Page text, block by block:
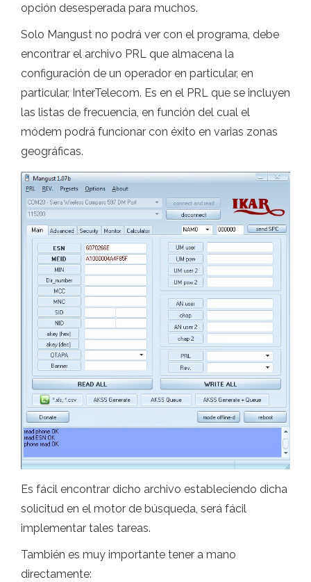
opción desesperada para muchos.
Solo Mangust no podrá ver con el programa, debe
encontrar el archivo PRL que almacena la
configuración de un operador en particular, en
particular, InterTelecom. Es en el PRL que se incluyen
las listas de frecuencia, en función del cual el
módem podrá funcionar con éxito en varias zonas
geográficas.
Es fácil encontrar dicho archivo estableciendo dicha
solicitud en el motor de búsqueda, será fácil
implementar tales tareas.
También es muy importante tener a mano
directamente: